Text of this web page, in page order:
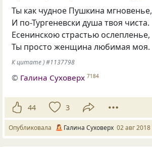
Ты как чудное Пушкина мгновенье,
И по-Тургеневски душа твоя чиста.
Есенинскою страстью ослепленье,
Ты просто женщина любимая моя.
К цитате ) #1137798
© Галина Суховерх 7184
44 3
Опубликовала Галина Суховерх 02 авг 2018